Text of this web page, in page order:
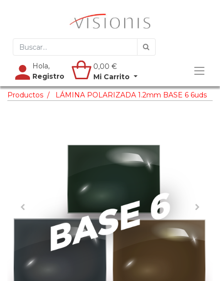
Hola,
Registro
0,00 €
Mi Carrito
Productos LÁMINA POLARIZADA 1.2mm BASE 6 6uds